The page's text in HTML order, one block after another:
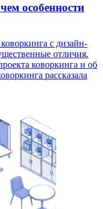
особенности
с дизайн-
отличия.
коворкинга и об
рассказала